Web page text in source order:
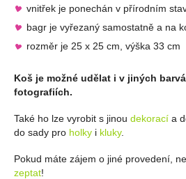
vnitřek je ponechán v přírodním
bagr je vyřezaný samostatně a na
rozměr je 25 x 25 cm, výška 33 cm
Koš je možné udělat i v jiných
fotografiích.
Také ho lze vyrobit s jinou dekorací a
do sady pro holky i kluky.
Pokud máte zájem o jiné provedení,
zeptat!